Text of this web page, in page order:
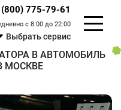
775-79-61
с 8:00 до 22:00
Выбрать сервис
В АВТОМОБИЛЬ
МОСКВЕ